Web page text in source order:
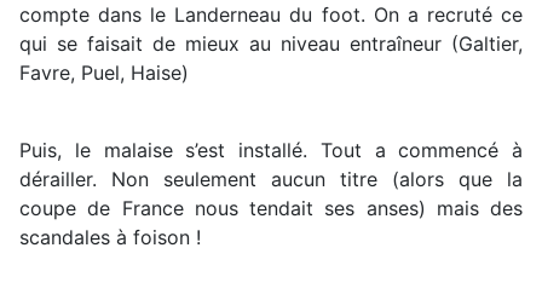
compte dans le Landerneau du foot. On a recruté ce
qui se faisait de mieux au niveau entraîneur (Galtier,
Favre, Puel, Haise)
Puis, le malaise s’est installé. Tout a commencé à
dérailler. Non seulement aucun titre (alors que la
coupe de France nous tendait ses anses) mais des
scandales à foison !